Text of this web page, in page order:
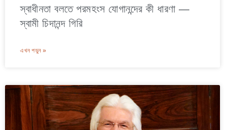
স্বাধীনতা বলতে পরমহংস যোগানন্দের কী ধারণা —
স্বামী চিদানন্দ গিরি
এখন পড়ুন »